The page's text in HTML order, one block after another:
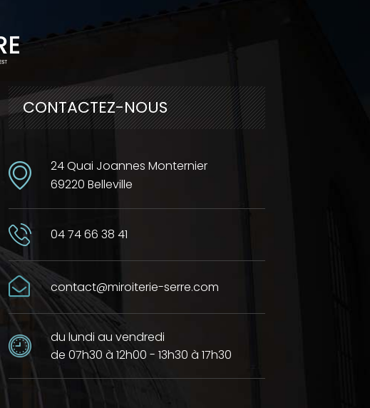
CONTACTEZ-NOUS
24 Quai Joannes Monternier
69220 Belleville
04 74 66 38 41
contact@miroiterie-serre.com
du lundi au vendredi
de 07h30 à 12h00 - 13h30 à 17h30